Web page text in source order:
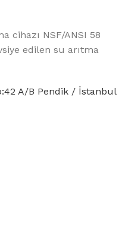
cihazı NSF/ANSI 58
edilen su arıtma
A/B Pendik / İstanbul